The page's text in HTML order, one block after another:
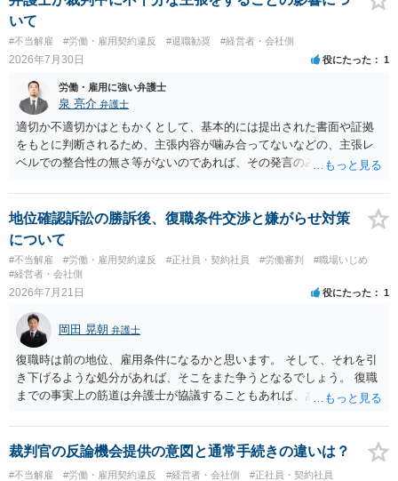
いて
#不当解雇 #労働・雇用契約違反 #退職勧奨 #経営者・会社側
2026年7月30日 役にたった 1
労働・雇用に強い弁護士
泉 亮介 弁護士
適切か不適切かはともかくとして、基本的には提出された書面や証拠
をもとに判断されるため、主張内容が噛み合ってないなどの、主張レ
ベルでの整合性の無さ等がないのであれば、その発言のみで大きく不
地位確認訴訟の勝訴後、復職条件交渉と嫌がらせ対策
について
#不当解雇 #労働・雇用契約違反 #正社員・契約社員 #労働審判
#職場いじめ
#経営者・会社側
2026年7月21日 役にたった 1
岡田 晃朝 弁護士
復職時は前の地位、雇用条件になるかと思います。 そして、それを引
き下げるような処分があれば、そこをまた争うとなるでしょう。 復職
までの事実上の筋道は弁護士が協議することもあれば、あなたがご自
ょうから、別途費用が発生することもありますが、出勤日時の設定く
らいならサービスでしてくれるかもしれません。
裁判官の反論機会提供の意図と通常手続きの違いは？
#不当解雇 #労働・雇用契約違反 #経営者・会社側 #正社員・契約社員